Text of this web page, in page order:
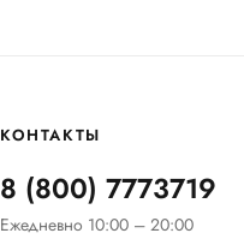
КОНТАКТЫ
8 (800) 7773719
Ежедневно 10:00 – 20:00